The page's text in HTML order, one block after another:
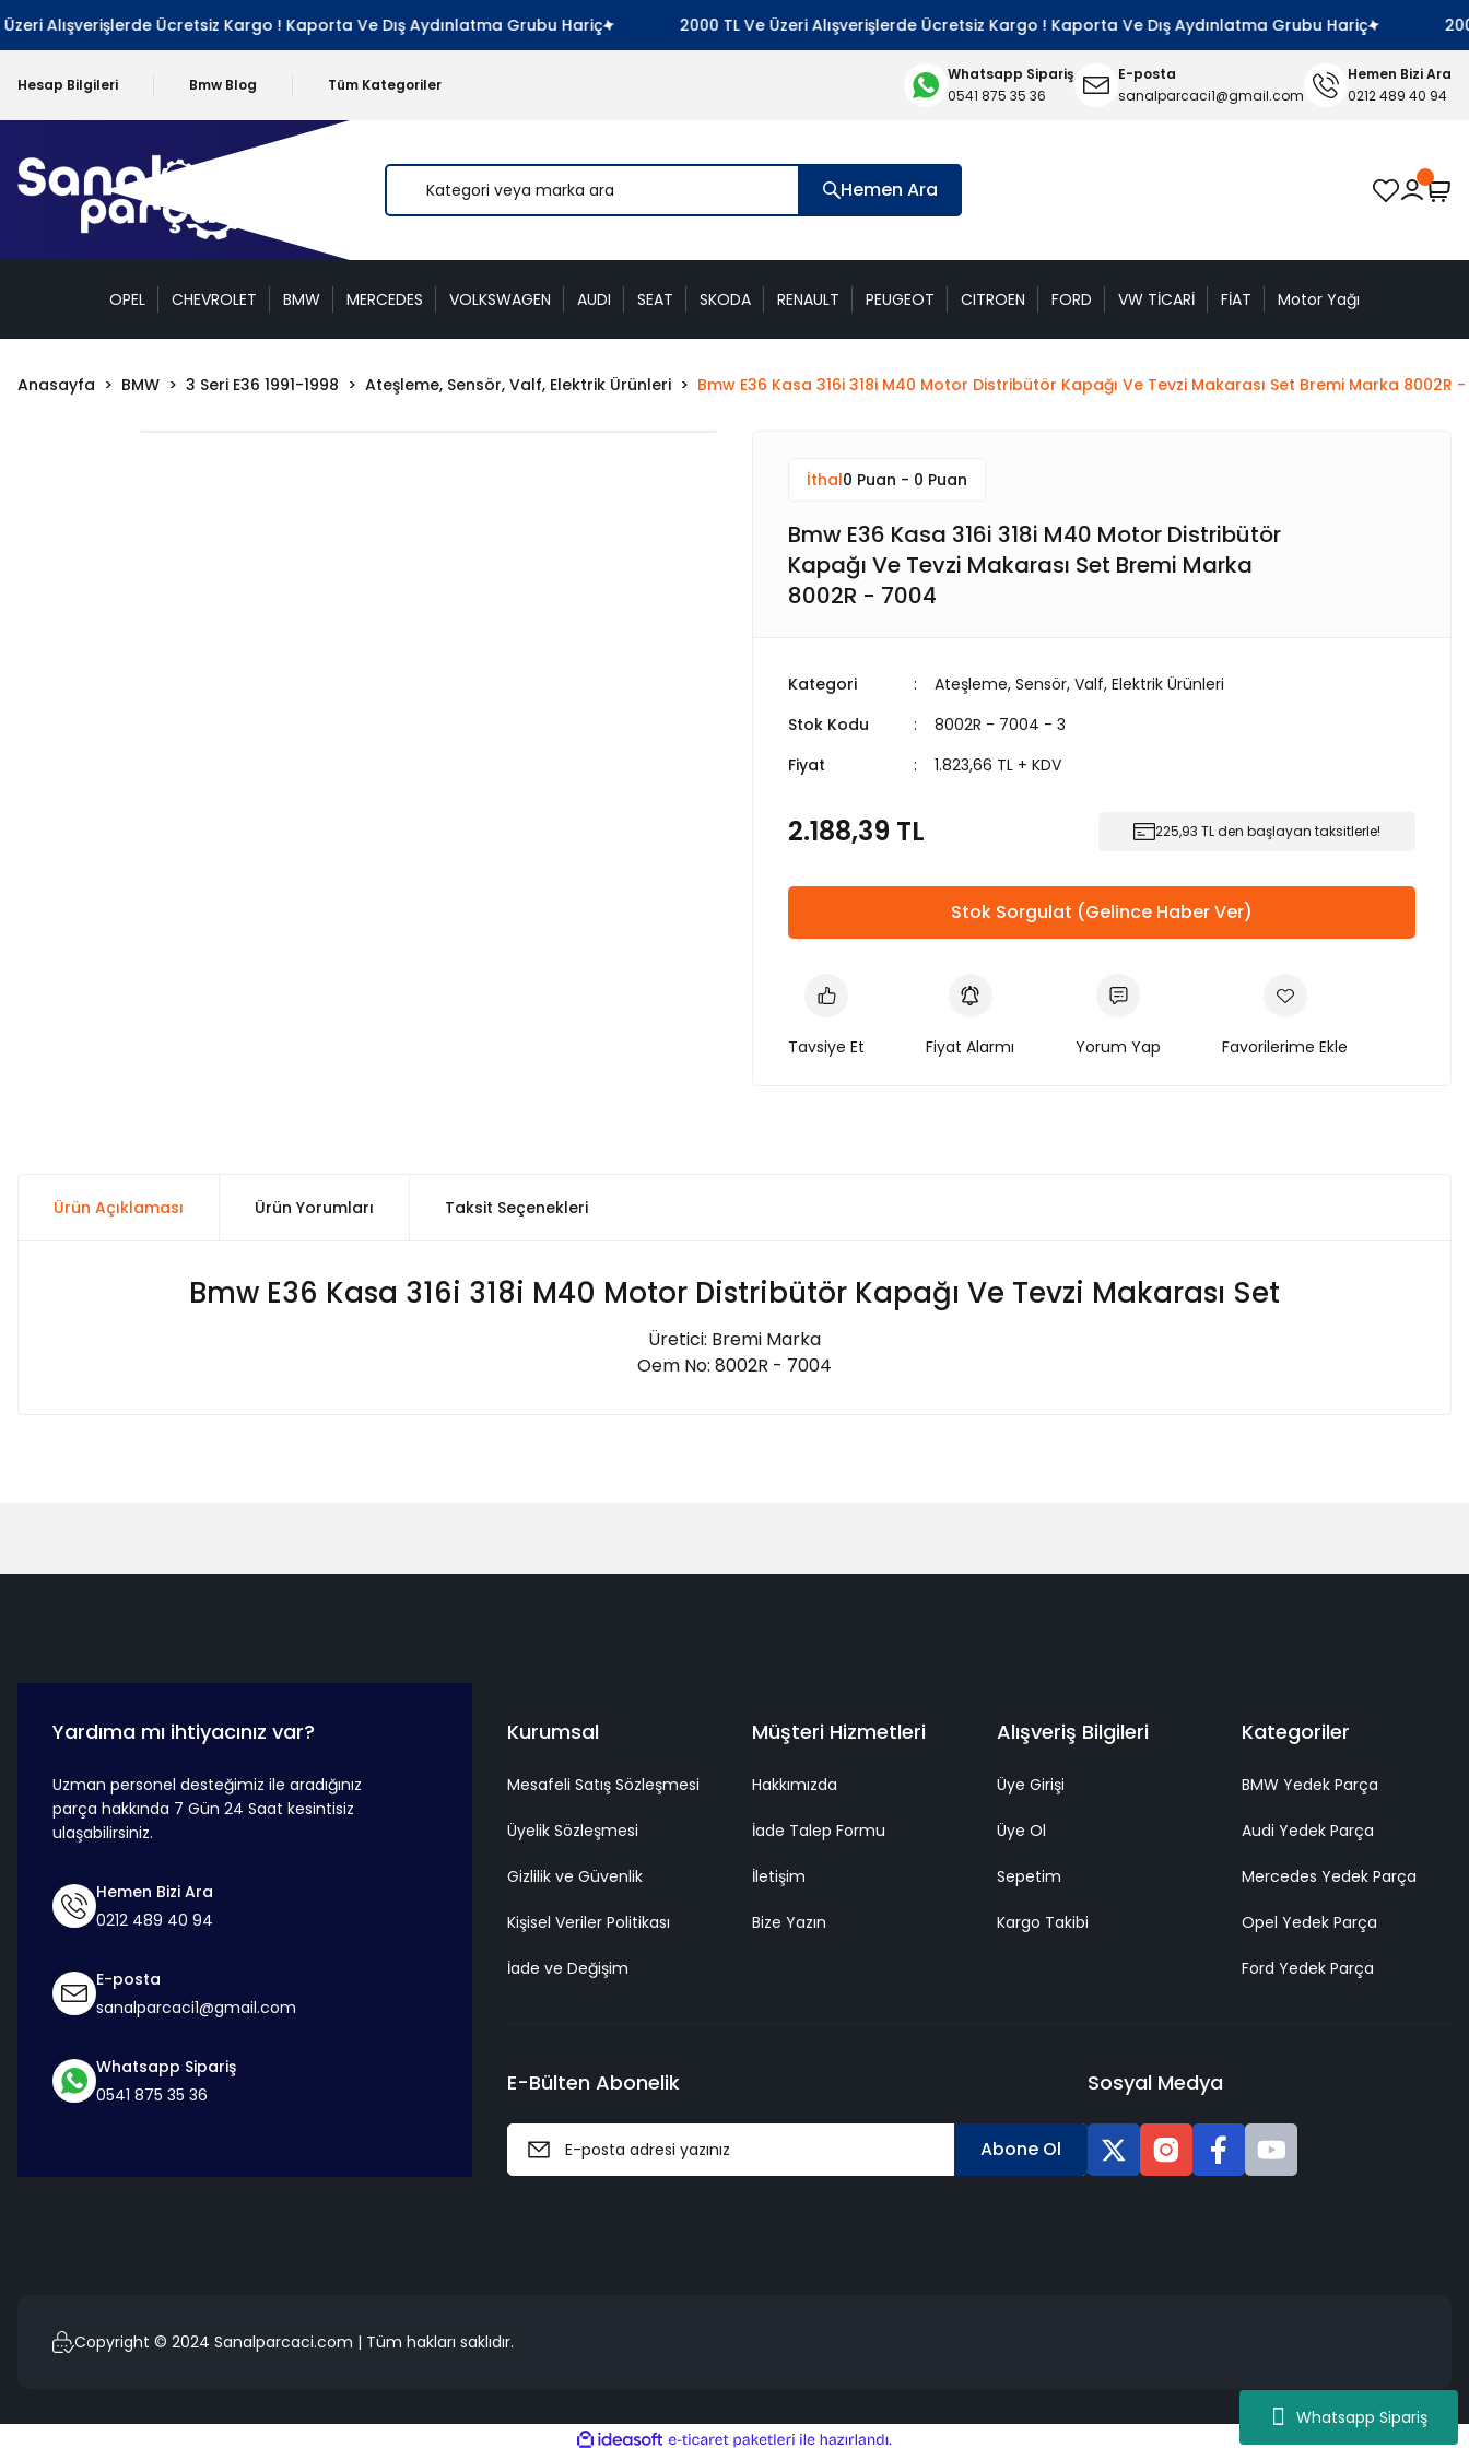
Whatsapp Sipariş
Alışverişlerde Ücretsiz Kargo ! Kaporta Ve Dış Aydınlatma Grubu Hariç 2000 TL Ve Üzeri Alışverişlerde Ücretsiz Kargo ! Kaporta Ve Dış Aydınlatma Grubu Hariç 2000
Hesap Bilgileri Bmw Blog Tüm Kategoriler
Whatsapp Sipariş
0541 875 35 36
E-posta
sanalparcaci1@gmail.com
Hemen Bizi Ara
0212 489 40 94
Hemen Ara
OPEL CHEVROLET BMW MERCEDES VOLKSWAGEN AUDI SEAT SKODA RENAULT PEUGEOT CITROEN FORD VW TİCARİ FİAT Motor Yağı
Anasayfa BMW 3 Seri E36 1991-1998 Ateşleme, Sensör, Valf, Elektrik Ürünleri Bmw E36 Kasa 316i 318i M40 Motor Distribütör Kapağı Ve Tevzi Makarası Set Bremi Marka 8002R
İthal0 Puan - 0 Puan
Bmw E36 Kasa 316i 318i M40 Motor Distribütör
Kapağı Ve Tevzi Makarası Set Bremi Marka
8002R - 7004
Kategori
Ateşleme, Sensör, Valf, Elektrik Ürünleri
Stok Kodu
8002R - 7004 - 3
Fiyat
1.823,66 TL + KDV
2.188,39 TL 225,93 TL den başlayan taksitlerle!
Stok Sorgulat (Gelince Haber Ver)
Tavsiye Et Fiyat Alarmı Yorum Yap
Ürün Açıklaması Ürün Yorumları Taksit Seçenekleri
Bmw E36 Kasa 316i 318i M40 Motor Distribütör Kapağı Ve Tevzi Makarası Set
Üretici: Bremi Marka
Oem No: 8002R - 7004
Yardıma mı ihtiyacınız var?
Uzman personel desteğimiz ile aradığınız
parça hakkında 7 Gün 24 Saat kesintisiz
ulaşabilirsiniz.
Hemen Bizi Ara
0212 489 40 94
E-posta
sanalparcaci1@gmail.com
Whatsapp Sipariş
0541 875 35 36
Kurumsal
Mesafeli Satış Sözleşmesi
Üyelik Sözleşmesi
Gizlilik ve Güvenlik
Kişisel Veriler Politikası
İade ve Değişim
Müşteri Hizmetleri
Hakkımızda
İade Talep Formu
İletişim
Bize Yazın
Alışveriş Bilgileri
Üye Girişi
Üye Ol
Sepetim
Kargo Takibi
Kategoriler
BMW Yedek Parça
Audi Yedek Parça
Mercedes Yedek Parça
Opel Yedek Parça
Ford Yedek Parça
E-Bülten Abonelik
Abone Ol
Sosyal Medya
Copyright © 2024 Sanalparcaci.com | Tüm hakları saklıdır.
ideasoft e-